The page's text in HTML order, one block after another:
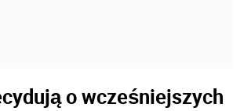
o wcześniejszych